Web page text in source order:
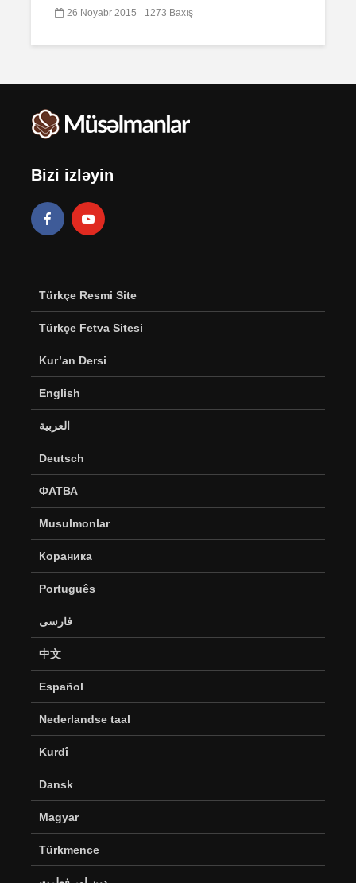
26 Noyabr 2015 1273 Baxış
Bizi izləyin
Türkçe Resmi Site
Türkçe Fetva Sitesi
Kur’an Dersi
English
العربية
Deutsch
ФАТВА
Musulmonlar
Кораника
Português
فارسی
中文
Español
Nederlandse taal
Kurdî
Dansk
Magyar
Türkmence